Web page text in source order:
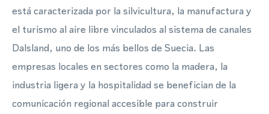
está caracterizada por la silvicultura, la manufactura y
el turismo al aire libre vinculados al sistema de canales
Dalsland, uno de los más bellos de Suecia. Las
empresas locales en sectores como la madera, la
industria ligera y la hospitalidad se benefician de la
comunicación regional accesible para construir